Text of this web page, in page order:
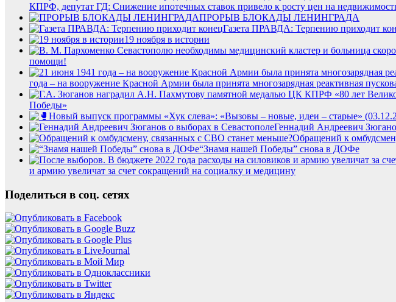
КПРФ, депутат ГД: Снижение ипотечных ставок привело к росту цен на
ПРОРЫВ БЛОКАДЫ ЛЕНИНГРАДА
Газета ПРАВДА: Терпению приходит
19 ноября в истории
помощи!
года – на вооружение Красной Армии была принята многозарядная реактивная
Победы»
Геннадий Андреевич
Обращений к
“Знамя нашей Победы” снова в ДОФе
и армию увеличат за счет сокращений на социалку и медицину
Поделиться в соц. сетях